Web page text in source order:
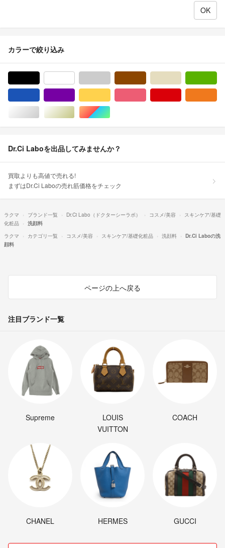
カラーで絞り込み
シルバー/銀色系ゴールド/金色系マルチカラー
Dr.Ci Laboを出品してみませんか？
買取よりも高値で売れる!
まずはDr.Ci Laboの売れ筋価格をチェック
ラクマ ブランド一覧 Dr.Ci Labo（ドクターシーラボ） コスメ/美容
スキンケア/基礎
化粧品
洗顔料
ラクマ
カテゴリ一覧 コスメ/美容 スキンケア/基礎化粧品 洗顔料
Dr.Ci Laboの洗
顔料
ページの上へ戻る
注目ブランド一覧
Supreme
LOUIS
VUITTON
COACH
CHANEL HERMES GUCCI